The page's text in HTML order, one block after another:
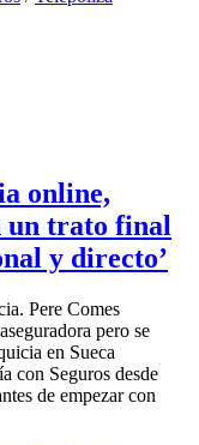
online,
un trato final
y directo’
Pere Comes
pero se
en Sueca
con Seguros desde
de empezar con